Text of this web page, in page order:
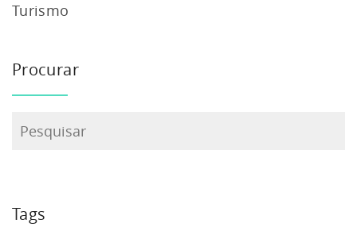
Turismo
Procurar
Pesquisar
Tags